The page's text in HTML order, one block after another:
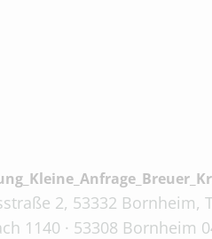
2, 53332 Bornheim,
1140 · 53308 Bornheim